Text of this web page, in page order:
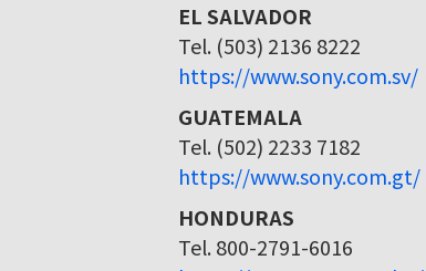
EL SALVADOR
Tel. (503) 2136 8222
https://www.sony.com.sv/
GUATEMALA
Tel. (502) 2233 7182
https://www.sony.com.gt/
HONDURAS
Tel. 800-2791-6016